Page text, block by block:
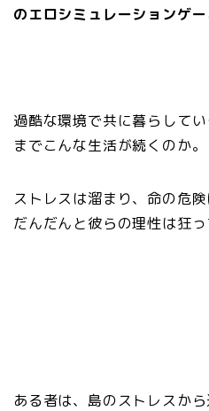
のエロシミュレーションゲー
過酷な環境で共に暮らして
までこんな生活が続くのか。
ストレスは溜まり、命の危
だんだんと彼らの理性は狂っ
ある者は、島のストレスか